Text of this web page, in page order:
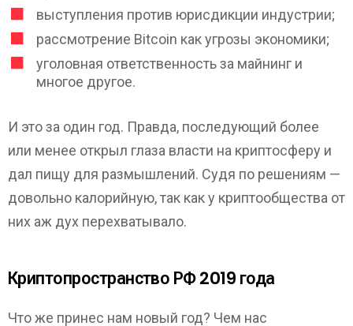
выступления против юрисдикции индустрии;
рассмотрение Bitcoin как угрозы экономики;
уголовная ответственность за майнинг и
многое другое.
И это за один год. Правда, последующий более
или менее открыл глаза власти на криптосферу и
дал пищу для размышлений. Судя по решениям —
довольно калорийную, так как у криптообщества от
них аж дух перехватывало.
Криптопространство РФ 2019 года
Что же принес нам новый год? Чем нас